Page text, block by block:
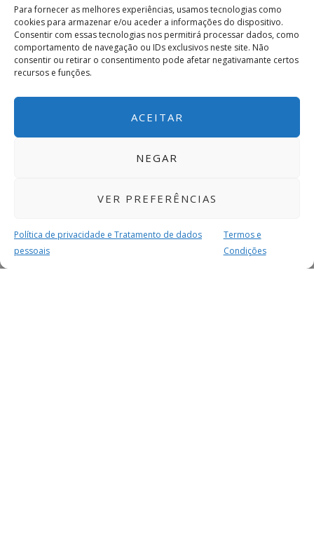
Para fornecer as melhores experiências, usamos tecnologias como
cookies para armazenar e/ou aceder a informações do dispositivo.
Consentir com essas tecnologias nos permitirá processar dados, como
comportamento de navegação ou IDs exclusivos neste site. Não
consentir ou retirar o consentimento pode afetar negativamante certos
recursos e funções.
ACEITAR
NEGAR
VER PREFERÊNCIAS
Política de privacidade e Tratamento de dados
pessoais
Termos e
Condições